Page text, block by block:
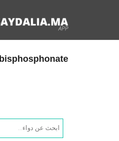
bisphosphonate.
Products
search